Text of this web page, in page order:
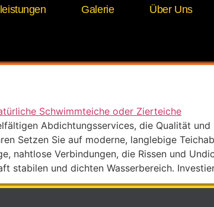
Galerie Über Uns
Abdichtungsservices, die Qualität
Setzen Sie auf moderne, langlebige
nahtlose Verbindungen, die Rissen und
stabilen und dichten Wasserbereich.